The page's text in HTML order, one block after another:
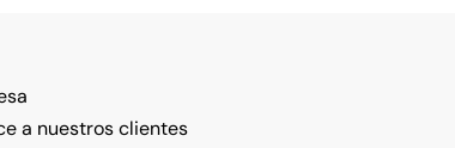
a nuestros clientes